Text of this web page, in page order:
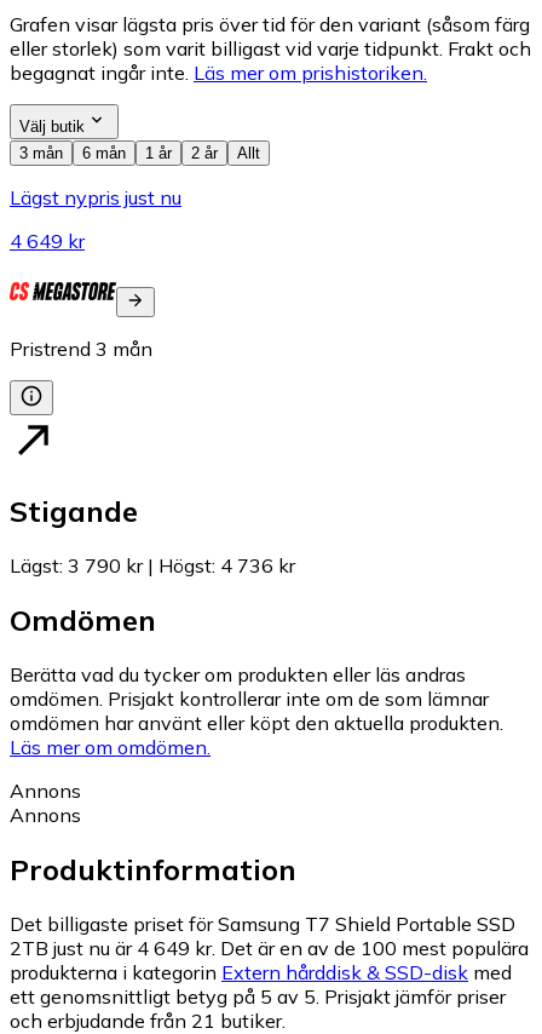
Grafen visar lägsta pris över tid för den variant (såsom färg
eller storlek) som varit billigast vid varje tidpunkt. Frakt och
begagnat ingår inte. Läs mer om prishistoriken.
Välj butik
3 mån
6 mån 1 år 2 år Allt
Lägst nypris just nu
4 649 kr
Pristrend 3 mån
Stigande
Lägst: 3 790 kr| Högst: 4 736 kr
Omdömen
Berätta vad du tycker om produkten eller läs andras
omdömen. Prisjakt kontrollerar inte om de som lämnar
omdömen har använt eller köpt den aktuella produkten.
Läs mer om omdömen.
Annons
Annons
Produktinformation
Det billigaste priset för Samsung T7 Shield Portable SSD
2TB just nu är 4 649 kr. Det är en av de 100 mest populära
produkterna i kategorin Extern hårddisk & SSD-disk med
ett genomsnittligt betyg på 5 av 5. Prisjakt jämför priser
och erbjudande från 21 butiker.